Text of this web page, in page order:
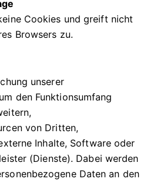
Cookies und greift nicht
Browsers zu.
unserer
den Funktionsumfang
von Dritten,
Inhalte, Software oder
(Dienste). Dabei werden
Daten an den